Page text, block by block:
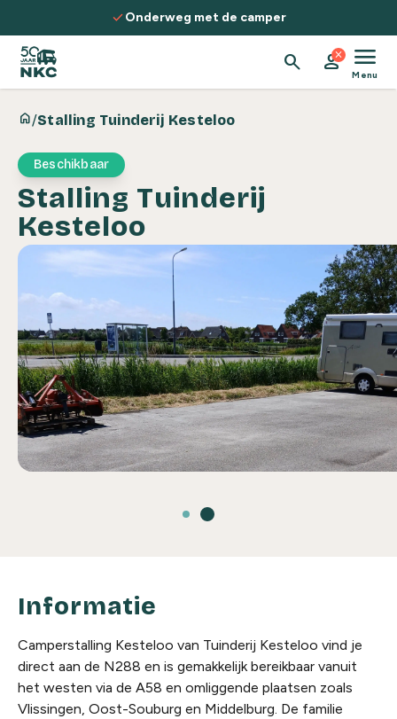
Spring naar de inhoud
checkOnderweg met de camper
search person
close menu
Menu
home/Stalling Tuinderij Kesteloo
Beschikbaar
Stalling Tuinderij
Kesteloo
Informatie
Camperstalling Kesteloo van Tuinderij Kesteloo vind je
direct aan de N288 en is gemakkelijk bereikbaar vanuit
het westen via de A58 en omliggende plaatsen zoals
Vlissingen, Oost-Souburg en Middelburg. De familie